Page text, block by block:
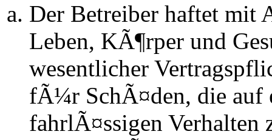
Der Betreiber haftet mit
Leben, KÃ¶rper und
wesentlicher
fÃ¼r SchÃ¤den, die auf
fahrlÃ¤ssigen